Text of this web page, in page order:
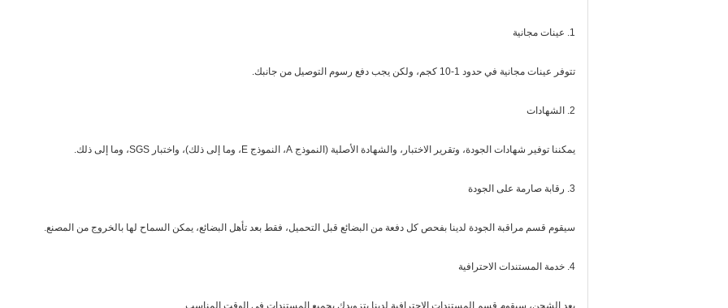
1. عينات مجانية
تتوفر عينات مجانية في حدود 1-10 كجم، ولكن يجب دفع رسوم التوصيل من جانبك.
2. الشهادات
يمكننا توفير شهادات الجودة، وتقرير الاختبار، والشهادة الأصلية (النموذج A، النموذج E، وما إلى ذلك)، واختبار SGS، وما إلى ذلك.
3. رقابة صارمة على الجودة
سيقوم قسم مراقبة الجودة لدينا بفحص كل دفعة من البضائع قبل التحميل، فقط بعد تأهل البضائع، يمكن السماح لها بالخروج من المصنع.
4. خدمة المستندات الاحترافية
بعد الشحن، سيقوم قسم المستندات الاحترافية لدينا بتزويدك بجميع المستندات في الوقت المناسب.